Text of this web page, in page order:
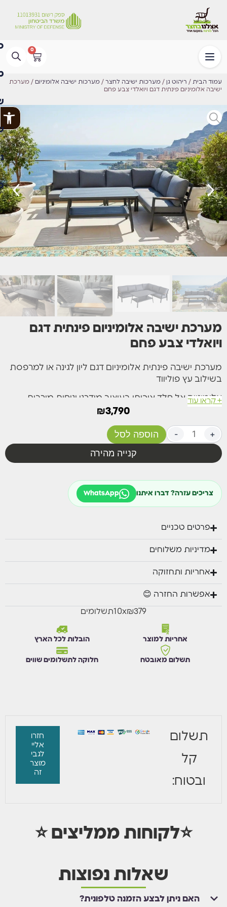
0
עמוד הבית / ריהוט גן / מערכות ישיבה לחצר / מערכות ישיבה אלומיניום
/ ⁦מערכת
ישיבה אלומיניום פינתית דגם ויואלדי צבע פחם⁩
⁦מערכת ישיבה אלומיניום פינתית דגם
ויואלדי צבע פחם⁩
מערכת ישיבה פינתית אלומיניום דגם ליון לגינה או למרפסת
בשילוב עץ פוליווד
אלומיניום אל חלד איכותי בעיצוב מודרני ונוחות מירבית.
כריות עבות ונוחות, אפשרות להסרה לכביסה עם רוכסן.
מידות:
יכולים להתחלף)
שולחן – 140 סמ על 78.5 ס"מ גובה 68 ס"מ
+ קראו עוד
₪3,790
- +
הוספה לסל
קנייה מהירה
צריכים עזרה? דברו איתנו WhatsApp
פרטים טכניים
מדיניות משלוחים
אחריות ותחזוקה
אפשרות החזרה 😊
₪379
x
10תשלומים
אחריות למוצר הובלות לכל הארץ
תשלום מאובטח חלוקה לתשלומים שווים
תשלום
קל
ובטוח:
חזרו
אליי
לגבי
מוצר
זה
⭐לקוחות ממליצים ⭐
שאלות נפוצות
האם ניתן לבצע הזמנה טלפונית?